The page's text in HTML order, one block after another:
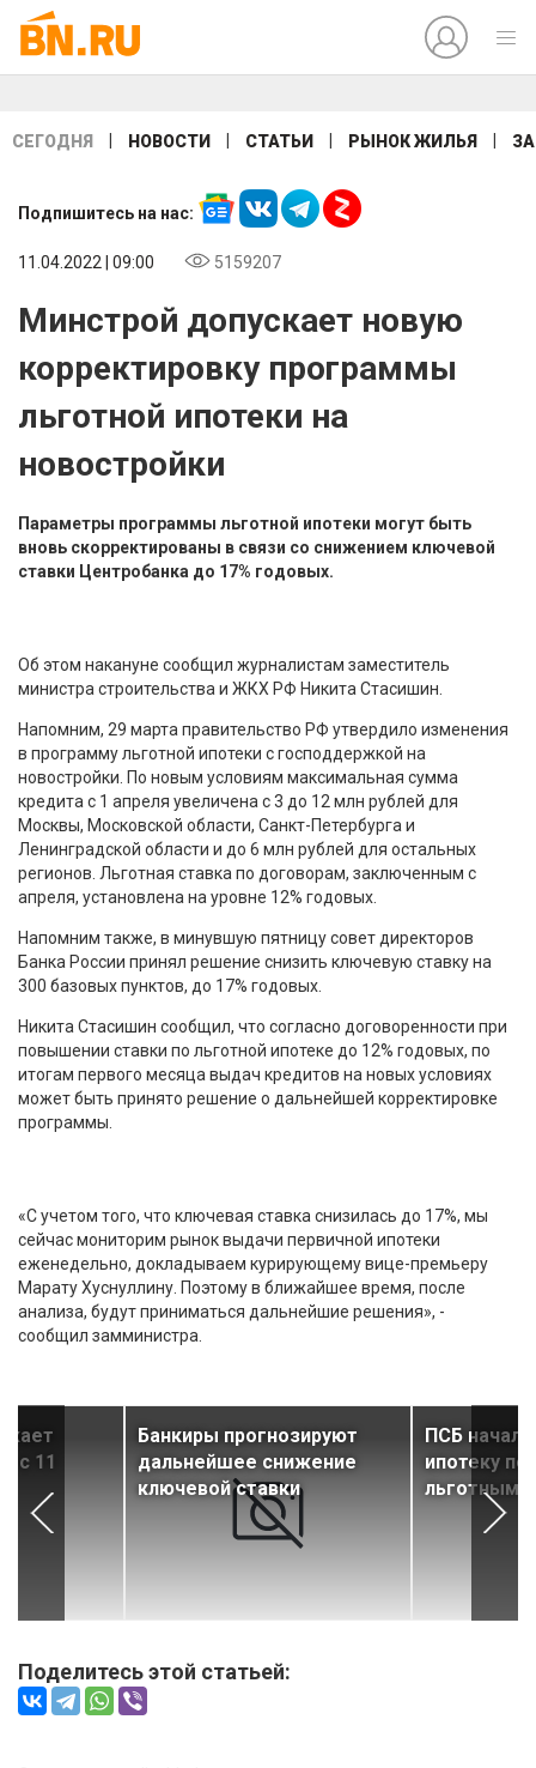
СЕГОДНЯ НОВОСТИ СТАТЬИ РЫНОК ЖИЛЬЯ
Подпишитесь на нас:
11.04.2022 | 09:00 5159207
Минстрой допускает новую
корректировку программы
льготной ипотеки на
новостройки
Параметры программы льготной ипотеки могут быть
вновь скорректированы в связи со снижением ключевой
ставки Центробанка до 17% годовых.
Об этом накануне сообщил журналистам заместитель
министра строительства и ЖКХ РФ Никита Стасишин.
Напомним, 29 марта правительство РФ утвердило изменения
в программу льготной ипотеки с господдержкой на
новостройки. По новым условиям максимальная сумма
кредита с 1 апреля увеличена с 3 до 12 млн рублей для
Москвы, Московской области, Санкт-Петербурга и
Ленинградской области и до 6 млн рублей для остальных
регионов. Льготная ставка по договорам, заключенным с
апреля, установлена на уровне 12% годовых.
Напомним также, в минувшую пятницу совет директоров
Банка России принял решение снизить ключевую ставку на
300 базовых пунктов, до 17% годовых.
Никита Стасишин сообщил, что согласно договоренности при
повышении ставки по льготной ипотеке до 12% годовых, по
итогам первого месяца выдач кредитов на новых условиях
может быть принято решение о дальнейшей корректировке
программы.
«С учетом того, что ключевая ставка снизилась до 17%, мы
сейчас мониторим рынок выдачи первичной ипотеки
еженедельно, докладываем курирующему вице-премьеру
Марату Хуснуллину. Поэтому в ближайшее время, после
анализа, будут приниматься дальнейшие решения», -
сообщил замминистра.
с 11
Банкиры прогнозируют
дальнейшее снижение
ключевой ставки
ПСБ начал
ипотеку
льготным
Поделитесь этой статьей: